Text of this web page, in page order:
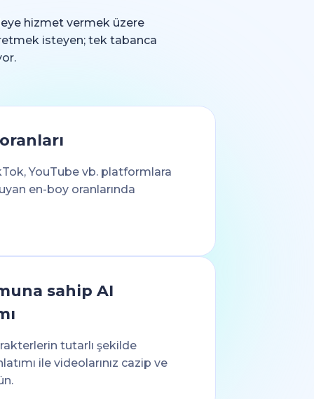
hizmet vermek üzere
isteyen; tek tabanca
YouTube vb. platformlara
en-boy oranlarında
sahip AI
tutarlı şekilde
ile videolarınız cazip ve